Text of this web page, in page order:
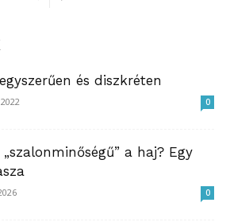
és diszkréten
0
a haj? Egy
0